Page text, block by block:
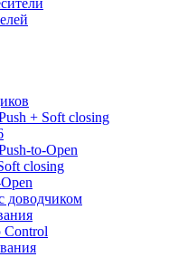
+ Soft closing
to-Open
closing
доводчиком
Control